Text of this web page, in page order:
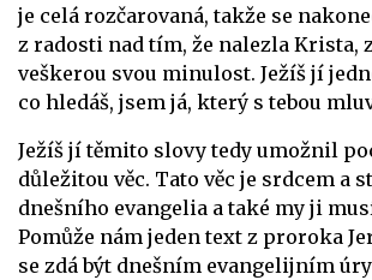
je celá rozčarovaná, takže se
z radosti nad tím, že nalezla Krista,
veškerou svou minulost. Ježíš jí
co hledáš, jsem já, který s tebou
Ježíš jí těmito slovy tedy umožnil
důležitou věc. Tato věc je srdcem a
dnešního evangelia a také my ji
Pomůže nám jeden text z proroka
se zdá být dnešním evangelijním